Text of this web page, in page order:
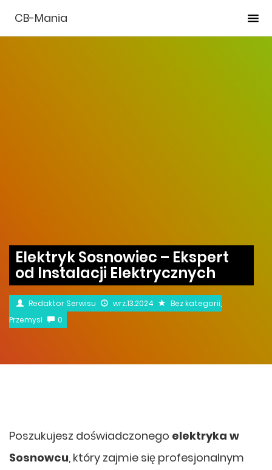
CB-Mania
Elektryk Sosnowiec – Ekspert
od Instalacji Elektrycznych
Redaktor Serwisu wrz.13.2024 Bez kategorii
Przemysł
0
Poszukujesz doświadczonego elektryka w
Sosnowcu, który zajmie się profesjonalnym